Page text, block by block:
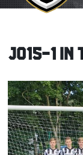
JO15-1 IN